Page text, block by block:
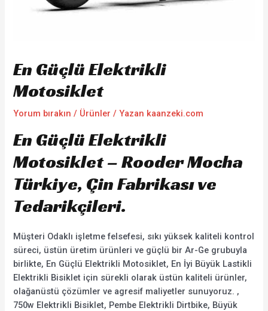
En Güçlü Elektrikli
Motosiklet
Yorum bırakın / Ürünler / Yazan kaanzeki.com
En Güçlü Elektrikli
Motosiklet – Rooder Mocha
Türkiye, Çin Fabrikası ve
Tedarikçileri.
Müşteri Odaklı işletme felsefesi, sıkı yüksek kaliteli kontrol
süreci, üstün üretim ürünleri ve güçlü bir Ar-Ge grubuyla
birlikte, En Güçlü Elektrikli Motosiklet, En İyi Büyük Lastikli
Elektrikli Bisiklet için sürekli olarak üstün kaliteli ürünler,
olağanüstü çözümler ve agresif maliyetler sunuyoruz. ,
750w Elektrikli Bisiklet, Pembe Elektrikli Dirtbike, Büyük